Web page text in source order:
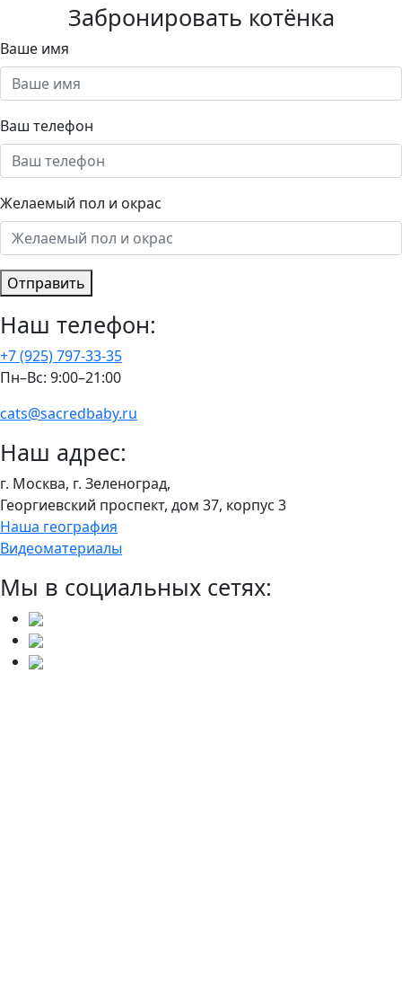
Забронировать котёнка
Ваше имя
Ваш телефон
Желаемый пол и окрас
Отправить
Наш телефон:
+7 (925) 797-33-35
Пн–Вс: 9:00–21:00
cats@sacredbaby.ru
Наш адрес:
г. Москва, г. Зеленоград,
Георгиевский проспект, дом 37, корпус 3
Наша география
Видеоматериалы
Мы в социальных сетях: